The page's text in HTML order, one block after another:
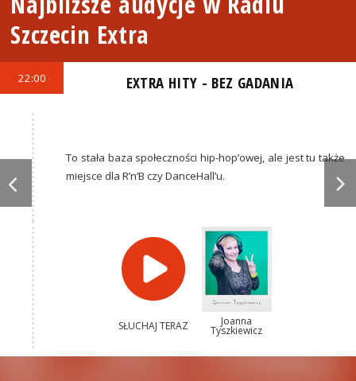
Szczecin Extra
22:00 EXTRA HITY - BEZ GADANIA
To stała baza społeczności hip-hop’owej, ale jest tu także
miejsce dla R’n’B czy DanceHall’u.
SŁUCHAJ TERAZ Joanna
Tyszkiewicz